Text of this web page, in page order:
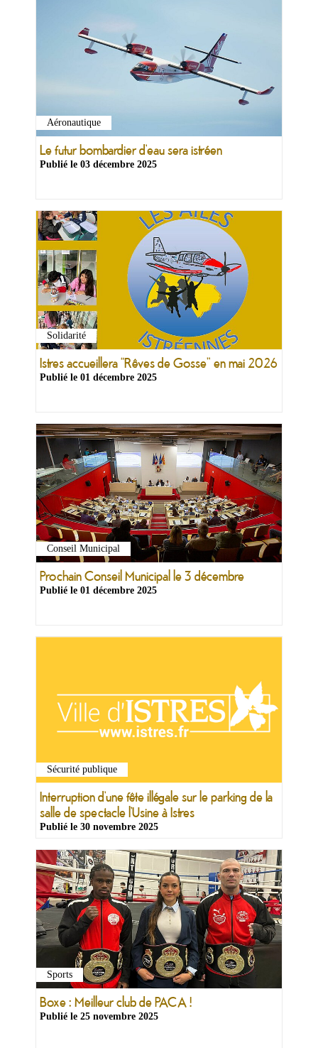
Loisirs
|
Tourisme
Billetterie
Infos
Travaux/Voirie
Circulation
Aéronautique
Le futur bombardier d’eau sera istréen
Publié le 03 décembre 2025
Solidarité
Istres accueillera “Rêves de Gosse” en mai 2026
Publié le 01 décembre 2025
Conseil Municipal
Prochain Conseil Municipal le 3 décembre
Publié le 01 décembre 2025
Sécurité publique
Interruption d’une fête illégale sur le parking de la
salle de spectacle l’Usine à Istres
Publié le 30 novembre 2025
Sports
Boxe : Meilleur club de PACA !
Publié le 25 novembre 2025